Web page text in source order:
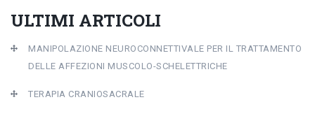
ULTIMI ARTICOLI
MANIPOLAZIONE NEUROCONNETTIVALE PER IL TRATTAMENTO
DELLE AFFEZIONI MUSCOLO-SCHELETTRICHE
TERAPIA CRANIOSACRALE